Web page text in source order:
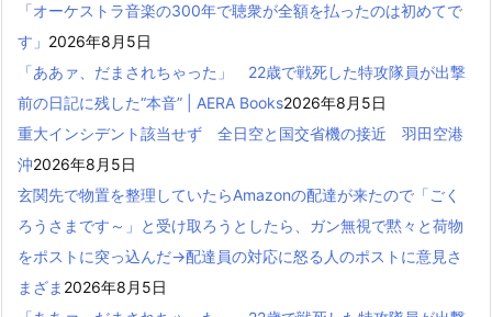
「オーケストラ音楽の300年で聴衆が全額を払ったのは初めてで
す」 2026年8月5日
「ああァ、だまされちゃった」 22歳で戦死した特攻隊員が出撃
前の日記に残した“本音” | AERA Books2026年8月5日
重大インシデント該当せず 全日空と国交省機の接近 羽田空港
沖2026年8月5日
玄関先で物置を整理していたらAmazonの配達が来たので「ごく
ろうさまです～」と受け取ろうとしたら、ガン無視で黙々と荷物
をポストに突っ込んだ→配達員の対応に怒る人のポストに意見さ
まざま 2026年8月5日